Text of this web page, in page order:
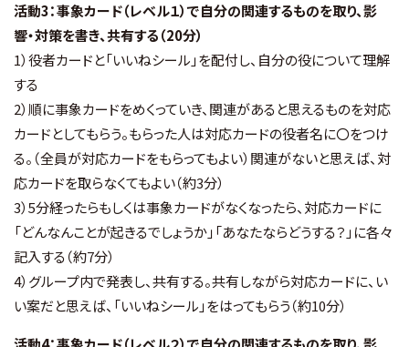
活動3：事象カード（レベル１）で自分の関連するものを取り、影
響・対策を書き、共有する（20分）
1）役者カードと「いいねシール」を配付し、自分の役について理解
する
2）順に事象カードをめくっていき、関連があると思えるものを対応
カードとしてもらう。もらった人は対応カードの役者名に〇をつけ
る。（全員が対応カードをもらってもよい）関連がないと思えば、対
応カードを取らなくてもよい（約3分）
3）5分経ったらもしくは事象カードがなくなったら、対応カードに
「どんなんことが起きるでしょうか」「あなたならどうする？」に各々
記入する（約7分）
4）グループ内で発表し、共有する。共有しながら対応カードに、い
い案だと思えば、「いいねシール」をはってもらう（約10分）